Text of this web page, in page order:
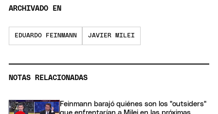
ARCHIVADO EN
EDUARDO FEINMANN JAVIER MILEI
NOTAS RELACIONADAS
Feinmann barajó quiénes son los "outsiders"